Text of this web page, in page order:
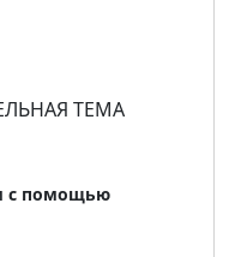
ТЕМА
с помощью